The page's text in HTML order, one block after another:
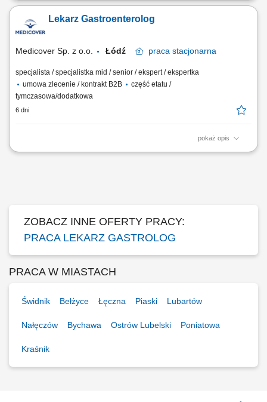
pozostaw nam swój kontakt (CV nie jest wymagane). Zadzwonimy w
celu doprecyzowania szczegółów. Jeśli posiadasz: tytuł lekarza
Lekarz Gastroenterolog
Medicover Sp. z o.o. Łódź praca stacjonarna
specjalista / specjalistka mid / senior / ekspert / ekspertka
umowa zlecenie / kontrakt B2B
część etatu /
tymczasowa/dodatkowa
6 dni
pokaż opis
Twoje zadania: opieka nad Pacjentem; dbałość o wysokie standardy
ZOBACZ INNE OFERTY PRACY:
PRACA LEKARZ GASTROLOG
PRACA W MIASTACH
Świdnik Bełżyce Łęczna Piaski Lubartów
Nałęczów Bychawa Ostrów Lubelski Poniatowa
Kraśnik